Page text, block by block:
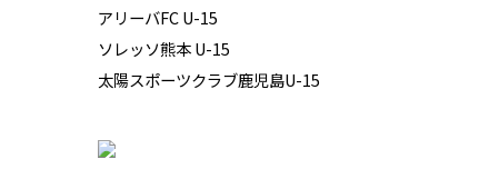
アリーバFC U-15
​ソレッソ熊本 U-15
​太陽スポーツクラブ鹿児島U-15